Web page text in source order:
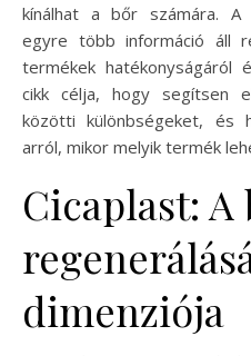
kínálhat a bőr számára. A
egyre több információ áll
termékek hatékonyságáról
cikk célja, hogy segítsen
közötti különbségeket, és
arról, mikor melyik termék
Cicaplast: A
dimenziója